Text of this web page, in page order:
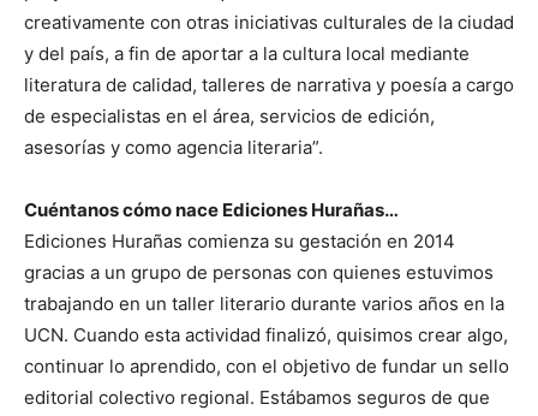
creativamente con otras iniciativas culturales de la ciudad
y del país, a fin de aportar a la cultura local mediante
literatura de calidad, talleres de narrativa y poesía a cargo
de especialistas en el área, servicios de edición,
asesorías y como agencia literaria”.
Cuéntanos cómo nace Ediciones Hurañas…
Ediciones Hurañas comienza su gestación en 2014
gracias a un grupo de personas con quienes estuvimos
trabajando en un taller literario durante varios años en la
UCN. Cuando esta actividad finalizó, quisimos crear algo,
continuar lo aprendido, con el objetivo de fundar un sello
editorial colectivo regional. Estábamos seguros de que